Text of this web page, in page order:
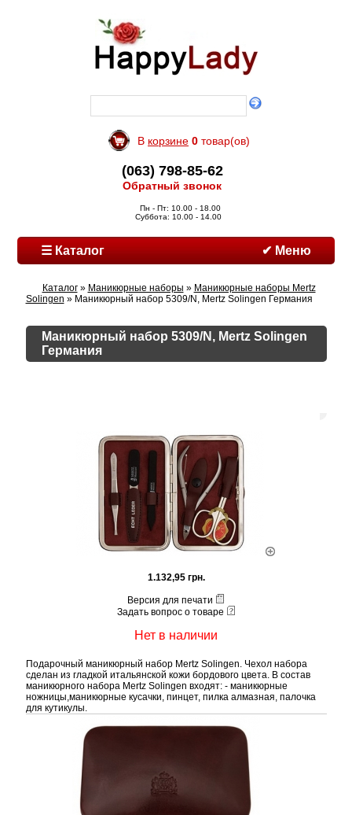
В корзине 0 товар(ов)
(063) 798-85-62
Обратный звонок
Пн - Пт: 10.00 - 18.00
Суббота: 10.00 - 14.00
☰ Каталог ✔ Меню
Каталог» Маникюрные наборы » Маникюрные наборы Mertz
Solingen » Маникюрный набор 5309/N, Mertz Solingen Германия
Маникюрный набор 5309/N, Mertz Solingen
Германия
1.132,95 грн.
Версия для печати
Задать вопрос о товаре
Нет в наличии
Подарочный маникюрный набор Mertz Solingen. Чехол набора
сделан из гладкой итальянской кожи бордового цвета. В состав
маникюрного набора Mertz Solingen входят: - маникюрные
ножницы,маникюрные кусачки, пинцет, пилка алмазная, палочка
для кутикулы.